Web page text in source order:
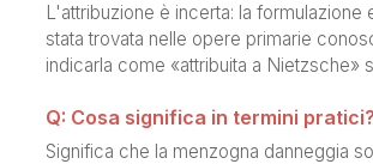
L'attribuzione è incerta: la formulazione
stata trovata nelle opere primarie
indicarla come «attribuita a Nietzsche»
Q: Cosa significa in termini pratici?
Significa che la menzogna danneggia